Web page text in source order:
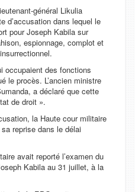
général Likulia
d’accusation dans lequel le
pour Joseph Kabila sur
espionnage, complot et
occupaient des fonctions
le procès. L’ancien ministre
a déclaré que cette
de droit ».
la Haute cour militaire
sa reprise dans le délai
avait reporté l’examen du
Kabila au 31 juillet, à la